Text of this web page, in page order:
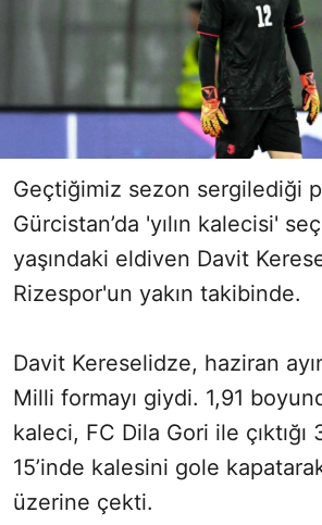
Geçtiğimiz sezon sergilediği
Gürcistan’da 'yılın kalecisi'
yaşındaki eldiven Davit
Rizespor'un yakın takibinde.
Davit Kereselidze, haziran
Milli formayı giydi. 1,91
kaleci, FC Dila Gori ile çıktığı
15’inde kalesini gole
üzerine çekti.